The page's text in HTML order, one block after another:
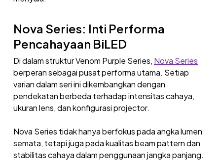
Nova Series: Inti Performa
Pencahayaan BiLED
Di dalam struktur Venom Purple Series, Nova Series
berperan sebagai pusat performa utama. Setiap
varian dalam seri ini dikembangkan dengan
pendekatan berbeda terhadap intensitas cahaya,
ukuran lens, dan konfigurasi projector.
Nova Series tidak hanya berfokus pada angka lumen
semata, tetapi juga pada kualitas beam pattern dan
stabilitas cahaya dalam penggunaan jangka panjang.